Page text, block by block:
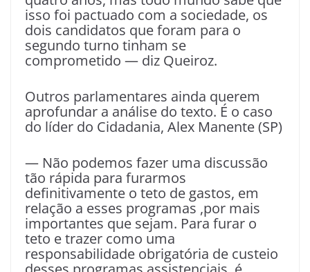
isso foi pactuado com a sociedade, os
dois candidatos que foram para o
segundo turno tinham se
comprometido — diz Queiroz.
Outros parlamentares ainda querem
aprofundar a análise do texto. É o caso
do líder do Cidadania, Alex Manente (SP)
— Não podemos fazer uma discussão
tão rápida para furarmos
definitivamente o teto de gastos, em
relação a esses programas ,por mais
importantes que sejam. Para furar o
teto e trazer como uma
responsabilidade obrigatória de custeio